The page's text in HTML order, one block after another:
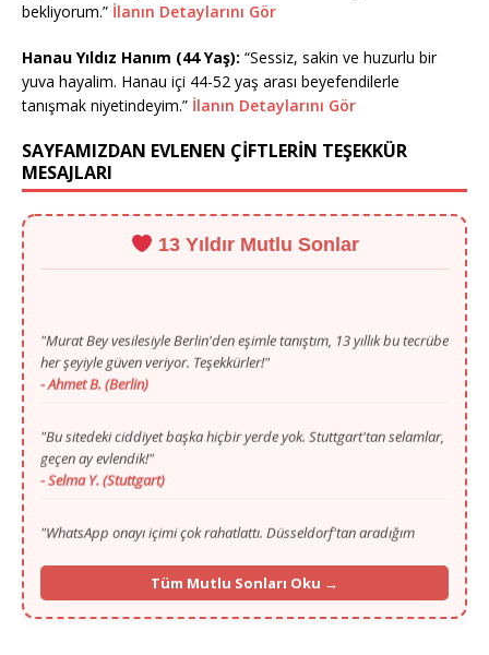
bekliyorum.” İlanın Detaylarını Gör
Hanau Yıldız Hanım (44 Yaş): “Sessiz, sakin ve huzurlu bir
yuva hayalim. Hanau içi 44-52 yaş arası beyefendilerle
tanışmak niyetindeyim.” İlanın Detaylarını Gör
SAYFAMIZDAN EVLENEN ÇİFTLERİN TEŞEKKÜR
MESAJLARI
13 Yıldır Mutlu Sonlar
- Ahmet B. (Berlin)
"Bu sitedeki ciddiyet başka hiçbir yerde yok. Stuttgart'tan selamlar,
- Selma Y. (Stuttgart)
"WhatsApp onayı içimi çok rahatlattı. Düsseldorf'tan aradığım
- Mustafa T. (Düsseldorf)
"Gurbette yalnızlık zordu ama Murat Bey'in ilgisi ve portalı
sayesinde Köln'den hayat arkadaşımı buldum."
- Fatma K. (Köln)
Tüm Mutlu Sonları Oku →